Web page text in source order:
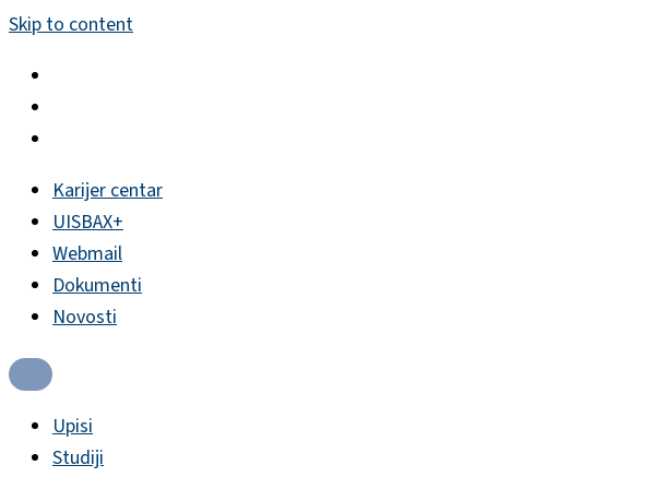
Skip to content
Karijer centar
UISBAX+
Webmail
Dokumenti
Novosti
Upisi
Studiji